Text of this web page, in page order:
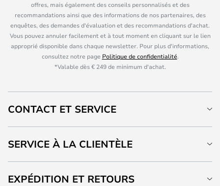
offres, mais également des conseils personnalisés et des
recommandations ainsi que des informations de nos partenaires, des
enquêtes, des demandes d'évaluation et des recommandations d'achat.
Vous pouvez annuler facilement et à tout moment en cliquant sur le lien
approprié disponible dans chaque newsletter. Pour plus d'informations,
consultez notre page Politique de confidentialité.
*Valable dès € 249 de minimum d'achat.
CONTACT ET SERVICE
SERVICE À LA CLIENTÈLE
EXPÉDITION ET RETOURS